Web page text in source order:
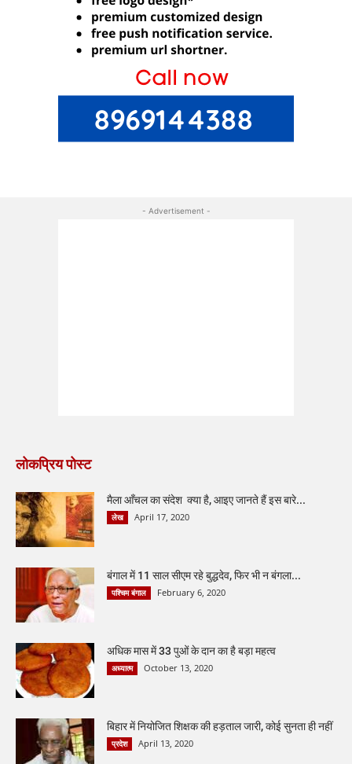
- Advertisement -
लोकप्रिय पोस्ट
मैला आँचल का संदेश क्या है, आइए जानते हैं इस बारे...
लेख April 17, 2020
बंगाल में 11 साल सीएम रहे बुद्धदेव, फिर भी न बंगला...
पश्चिम बंगाल February 6, 2020
अधिक मास में 33 पुओं के दान का है बड़ा महत्व
अध्यात्म October 13, 2020
बिहार में नियोजित शिक्षक की हड़ताल जारी, कोई सुनता ही नहीं
प्रदेश April 13, 2020